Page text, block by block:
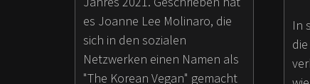
es Joanne Lee Molinaro, die
sich in den sozialen
Netzwerken einen Namen als
"The Korean Vegan" gemacht
In